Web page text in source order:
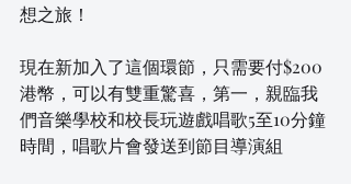
想之旅！
現在新加入了這個環節，只需要付$200
港幣，可以有雙重驚喜，第一，親臨我
們音樂學校和校長玩遊戲唱歌5至10分鐘
時間，唱歌片會發送到節目導演組